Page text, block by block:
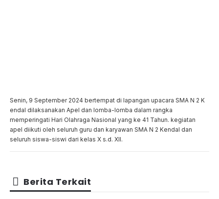
Senin, 9 September 2024 bertempat di lapangan upacara SMA N 2 K
endal dilaksanakan Apel dan lomba-lomba dalam rangka
memperingati Hari Olahraga Nasional yang ke 41 Tahun. kegiatan
apel diikuti oleh seluruh guru dan karyawan SMA N 2 Kendal dan
seluruh siswa-siswi dari kelas X s.d. XII.
Berita Terkait